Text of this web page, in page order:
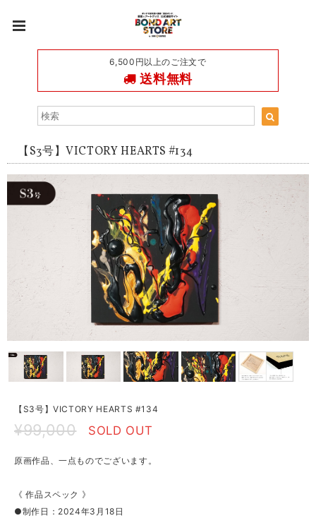
6,500円以上のご注文で
送料無料
【S3号】VICTORY HEARTS #134
【S3号】VICTORY HEARTS #134
¥99,000 SOLD OUT
原画作品、一点ものでございます。
《 作品スペック 》
●制作日：2024年3月18日